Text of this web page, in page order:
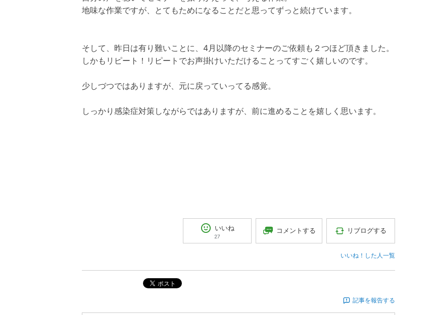
地味な作業ですが、とてもためになることだと思ってずっと続けています。
そして、昨日は有り難いことに、4月以降のセミナーのご依頼も２つほど頂きました。
しかもリピート！リピートでお声掛けいただけることってすごく嬉しいのです。
少しづつではありますが、元に戻っていってる感覚。
しっかり感染症対策しながらではありますが、前に進めることを嬉しく思います。
いいね
27
コメントする リブログする
いいね！した人一覧
ポスト
記事を報告する